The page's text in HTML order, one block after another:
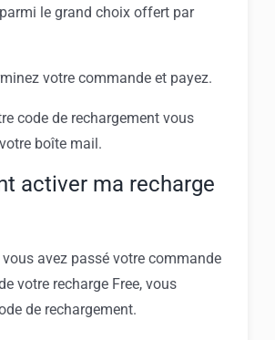
le grand choix offert par
votre commande et payez.
code de rechargement vous
boîte mail.
activer ma recharge
avez passé votre commande
votre recharge Free, vous
de rechargement.